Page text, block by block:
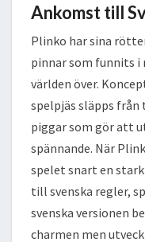
Ankomst till
Plinko har sina
pinnar som funnits i
världen över.
spelpjäs släpps från
piggar som gör att
spännande. När
spelet snart en
till svenska regler,
svenska versionen
charmen men